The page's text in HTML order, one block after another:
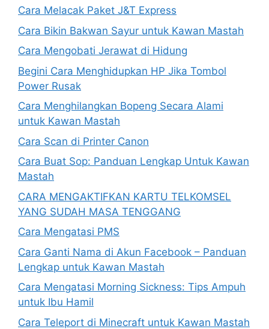
Cara Melacak Paket J&T Express
Cara Bikin Bakwan Sayur untuk Kawan Mastah
Cara Mengobati Jerawat di Hidung
Begini Cara Menghidupkan HP Jika Tombol
Power Rusak
Cara Menghilangkan Bopeng Secara Alami
untuk Kawan Mastah
Cara Scan di Printer Canon
Cara Buat Sop: Panduan Lengkap Untuk Kawan
Mastah
CARA MENGAKTIFKAN KARTU TELKOMSEL
YANG SUDAH MASA TENGGANG
Cara Mengatasi PMS
Cara Ganti Nama di Akun Facebook – Panduan
Lengkap untuk Kawan Mastah
Cara Mengatasi Morning Sickness: Tips Ampuh
untuk Ibu Hamil
Cara Teleport di Minecraft untuk Kawan Mastah